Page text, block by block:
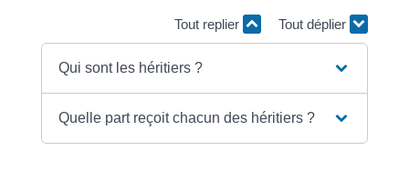
Tout replier Tout déplier
Qui sont les héritiers ?
Quelle part reçoit chacun des héritiers ?